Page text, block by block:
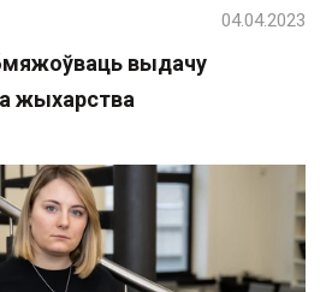
выдачу
жыхарства
04.04.2023